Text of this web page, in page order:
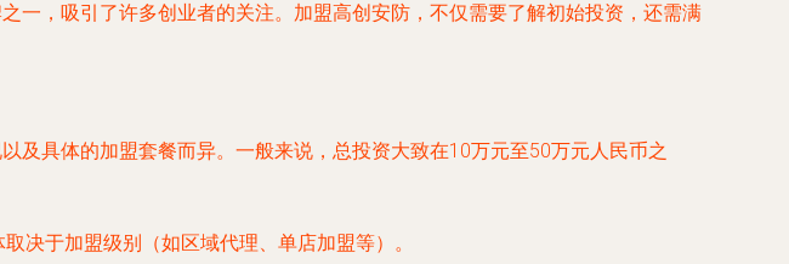
一，吸引了许多创业者的关注。加盟高创安防，不仅需要了解初始投资，还需满
及具体的加盟套餐而异。一般来说，总投资大致在10万元至50万元人民币之
决于加盟级别（如区域代理、单店加盟等）。